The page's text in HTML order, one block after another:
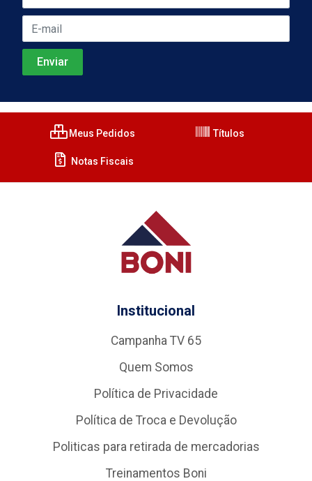
Meus Pedidos Títulos
Notas Fiscais
Institucional
Campanha TV 65
Quem Somos
Política de Privacidade
Política de Troca e Devolução
Politicas para retirada de mercadorias
Treinamentos Boni